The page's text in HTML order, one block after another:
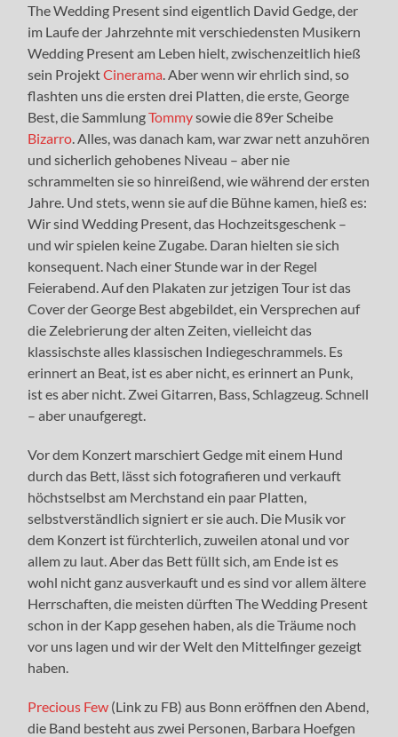
The Wedding Present sind eigentlich David Gedge, der
im Laufe der Jahrzehnte mit verschiedensten Musikern
Wedding Present am Leben hielt, zwischenzeitlich hieß
sein ProjektCinerama . Aber wenn wir ehrlich sind, so
flashten uns die ersten drei Platten, die erste, George
Best, die SammlungTommysowie die 89er Scheibe
Bizarro . Alles, was danach kam, war zwar nett anzuhören
und sicherlich gehobenes Niveau – aber nie
schrammelten sie so hinreißend, wie während der ersten
Jahre. Und stets, wenn sie auf die Bühne kamen, hieß es:
Wir sind Wedding Present, das Hochzeitsgeschenk –
und wir spielen keine Zugabe. Daran hielten sie sich
konsequent. Nach einer Stunde war in der Regel
Feierabend. Auf den Plakaten zur jetzigen Tour ist das
Cover der George Best abgebildet, ein Versprechen auf
die Zelebrierung der alten Zeiten, vielleicht das
klassischste alles klassischen Indiegeschrammels. Es
erinnert an Beat, ist es aber nicht, es erinnert an Punk,
ist es aber nicht. Zwei Gitarren, Bass, Schlagzeug. Schnell
– aber unaufgeregt.
Vor dem Konzert marschiert Gedge mit einem Hund
durch das Bett, lässt sich fotografieren und verkauft
höchstselbst am Merchstand ein paar Platten,
selbstverständlich signiert er sie auch. Die Musik vor
dem Konzert ist fürchterlich, zuweilen atonal und vor
allem zu laut. Aber das Bett füllt sich, am Ende ist es
wohl nicht ganz ausverkauft und es sind vor allem ältere
Herrschaften, die meisten dürften The Wedding Present
schon in der Kapp gesehen haben, als die Träume noch
vor uns lagen und wir der Welt den Mittelfinger gezeigt
haben.
Precious Few (Link zu FB) aus Bonn eröffnen den Abend,
die Band besteht aus zwei Personen, Barbara Hoefgen